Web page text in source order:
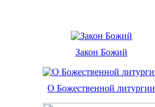
Закон Божий
О Божественной литургии